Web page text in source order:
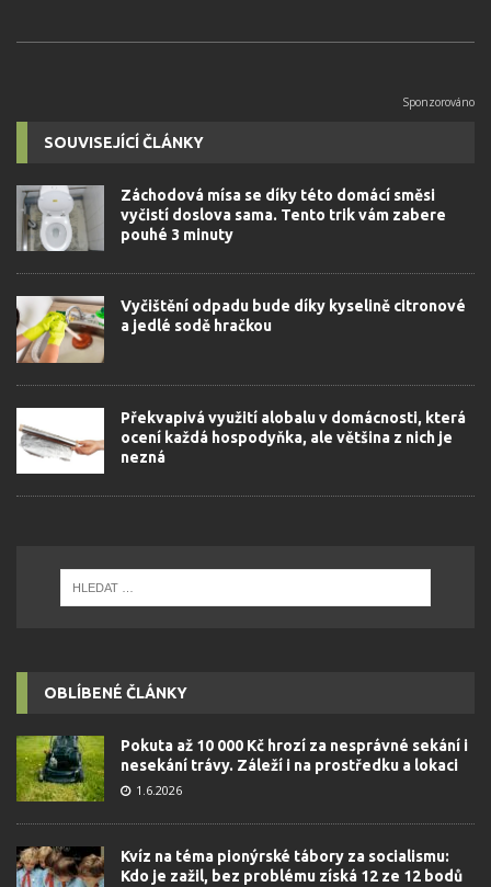
SOUVISEJÍCÍ ČLÁNKY
Záchodová mísa se díky této domácí směsi
vyčistí doslova sama. Tento trik vám zabere
pouhé 3 minuty
Vyčištění odpadu bude díky kyselině citronové
a jedlé sodě hračkou
Překvapivá využití alobalu v domácnosti, která
ocení každá hospodyňka, ale většina z nich je
nezná
OBLÍBENÉ ČLÁNKY
Pokuta až 10 000 Kč hrozí za nesprávné sekání i
nesekání trávy. Záleží i na prostředku a lokaci
1.6.2026
Kvíz na téma pionýrské tábory za socialismu:
Kdo je zažil, bez problému získá 12 ze 12 bodů